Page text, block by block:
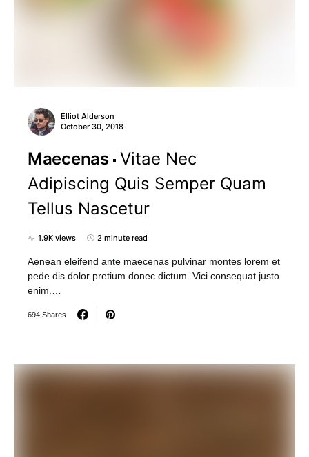
Elliot Alderson
October 30, 2018
Maecenas Vitae Nec
Adipiscing Quis Semper Quam
Tellus Nascetur
1.9K views 2 minute read
Aenean eleifend ante maecenas pulvinar montes lorem et
pede dis dolor pretium donec dictum. Vici consequat justo
enim.…
694 Shares